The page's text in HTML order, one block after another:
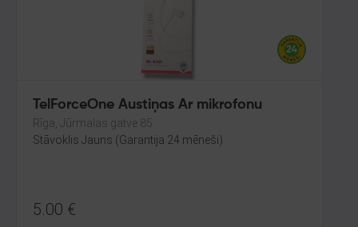
TelForceOne Austiņas Ar mikrofonu
Rīga, Jūrmalas gatve 85
Stāvoklis Jauns (Garantija 24 mēneši)
5.00 €